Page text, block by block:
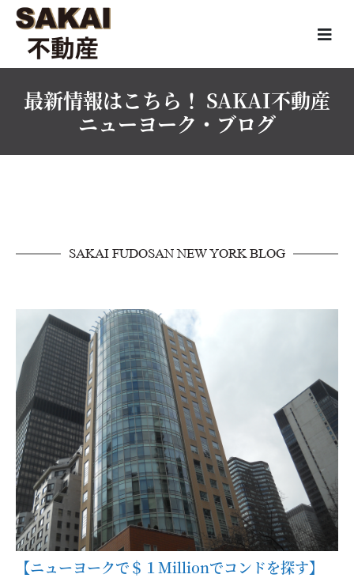
最新情報はこちら！ SAKAI不動産
ニューヨーク・ブログ
SAKAI FUDOSAN NEW YORK BLOG
【ニューヨークで＄１Millionでコンドを探す】